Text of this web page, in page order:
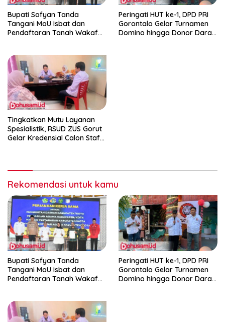
Bupati Sofyan Tanda
Tangani MoU Isbat dan
Pendaftaran Tanah Wakaf
Peringati HUT ke-1, DPD PRI
Gorontalo Gelar Turnamen
Domino hingga Donor Darah
Tingkatkan Mutu Layanan
Spesialistik, RSUD ZUS Gorut
Gelar Kredensial Calon Staf
Rekomendasi untuk kamu
Bupati Sofyan Tanda
Tangani MoU Isbat dan
Pendaftaran Tanah Wakaf
Peringati HUT ke-1, DPD PRI
Gorontalo Gelar Turnamen
Domino hingga Donor Darah